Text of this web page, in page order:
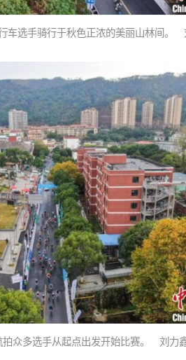
车选手骑行于秋色正浓的美丽山林间。
拍众多选手从起点出发开始比赛。 刘力